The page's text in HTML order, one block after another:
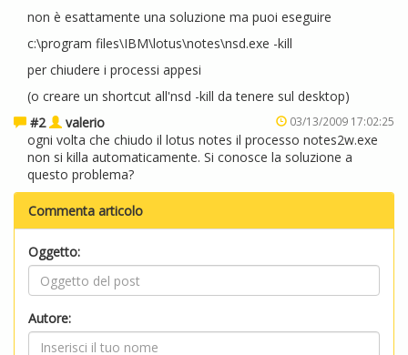
non è esattamente una soluzione ma puoi eseguire
c:\program files\IBM\lotus\notes\nsd.exe -kill
per chiudere i processi appesi
(o creare un shortcut all'nsd -kill da tenere sul desktop)
#2
valerio 03/13/2009 17:02:25
ogni volta che chiudo il lotus notes il processo notes2w.exe
non si killa automaticamente. Si conosce la soluzione a
questo problema?
Commenta articolo
Oggetto:
Autore: